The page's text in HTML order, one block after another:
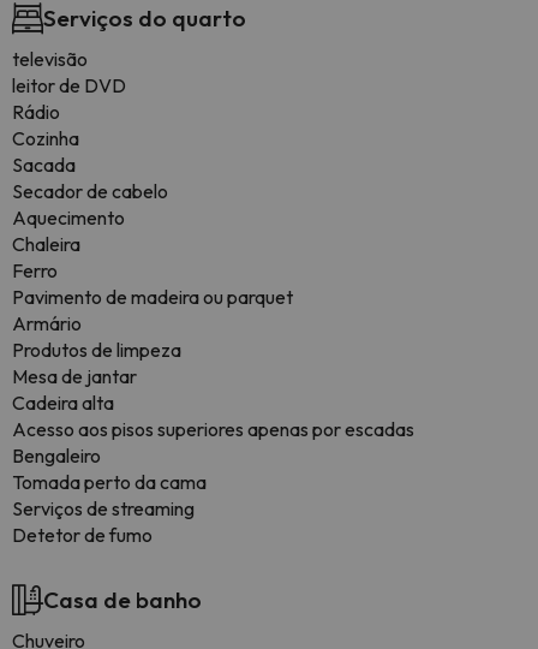
Serviços do quarto
televisão
leitor de DVD
Rádio
Cozinha
Sacada
Secador de cabelo
Aquecimento
Chaleira
Ferro
Pavimento de madeira ou parquet
Armário
Produtos de limpeza
Mesa de jantar
Cadeira alta
Acesso aos pisos superiores apenas por escadas
Bengaleiro
Tomada perto da cama
Serviços de streaming
Detetor de fumo
Casa de banho
Chuveiro